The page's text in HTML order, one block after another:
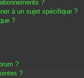
?
à un sujet spécifique ?
?
?
?